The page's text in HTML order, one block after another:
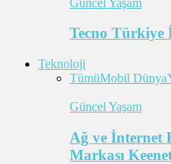
Tecno Türkiye
Teknoloji
TümüMobil Dünya
Güncel Yaşam
Ağ ve İnternet
Markası